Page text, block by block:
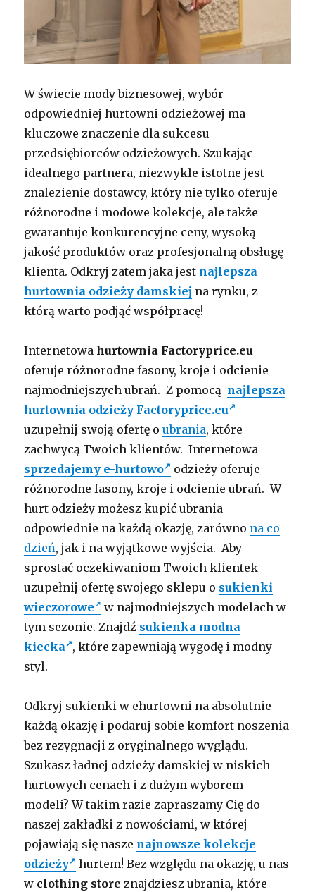
W świecie mody biznesowej, wybór
odpowiedniej hurtowni odzieżowej ma
kluczowe znaczenie dla sukcesu
przedsiębiorców odzieżowych. Szukając
idealnego partnera, niezwykle istotne jest
znalezienie dostawcy, który nie tylko oferuje
różnorodne i modowe kolekcje, ale także
gwarantuje konkurencyjne ceny, wysoką
jakość produktów oraz profesjonalną obsługę
klienta. Odkryj zatem jaka jest najlepsza
hurtownia odzieży damskiej na rynku, z
którą warto podjąć współpracę!
Internetowahurtownia Factoryprice.eu
oferuje różnorodne fasony, kroje i odcienie
najmodniejszych ubrań. Z pomocą najlepsza
hurtownia odzieży Factoryprice.eu
uzupełnij swoją ofertę oubrania, które
zachwycą Twoich klientów. Internetowa
sprzedajemy e-hurtowo
odzieży oferuje
różnorodne fasony, kroje i odcienie ubrań. W
hurt odzieży możesz kupić ubrania
odpowiednie na każdą okazję, zarówno na co
dzień, jak i na wyjątkowe wyjścia. Aby
sprostać oczekiwaniom Twoich klientek
uzupełnij ofertę swojego sklepu o sukienki
wieczorowe
w najmodniejszych modelach w
tym sezonie. Znajdź sukienka modna
kiecka , które zapewniają wygodę i modny
styl.
Odkryj sukienki w ehurtowni na absolutnie
każdą okazję i podaruj sobie komfort noszenia
bez rezygnacji z oryginalnego wyglądu.
Szukasz ładnej odzieży damskiej w niskich
hurtowych cenach i z dużym wyborem
modeli? W takim razie zapraszamy Cię do
naszej zakładki z nowościami, w której
pojawiają się nasze najnowsze kolekcje
odzieży
hurtem! Bez względu na okazję, u nas
w clothing store znajdziesz ubrania, które